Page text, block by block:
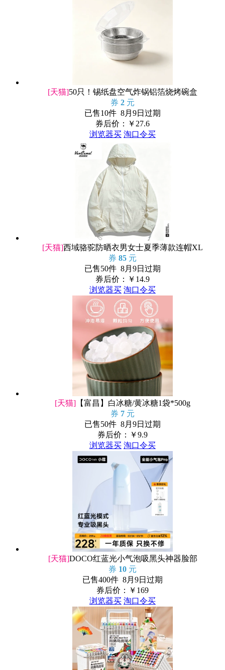
[天猫]50只！锡纸盘空气炸锅铝箔烧烤碗盒
券 2 元
已售10件 8月9日过期
券后价：￥ 27.6
浏览器买 淘口令买
[天猫]西域骆驼防晒衣男女士夏季薄款连帽XL
券 85 元
已售50件 8月9日过期
券后价：￥ 14.9
浏览器买 淘口令买
[天猫] 【富昌】白冰糖/黄冰糖1袋*500g
券 7 元
已售50件 8月9日过期
券后价：￥9.9
浏览器买 淘口令买
[天猫]DOCO红蓝光小气泡吸黑头神器脸部
券 10 元
已售400件 8月9日过期
券后价：￥ 169
浏览器买 淘口令买